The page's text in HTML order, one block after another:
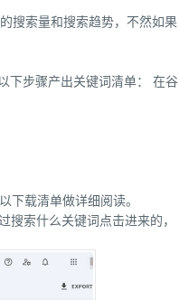
搜索量和搜索趋势，不然如果
下步骤产出关键词清单： 在谷
载清单做详细阅读。
索什么关键词点击进来的，